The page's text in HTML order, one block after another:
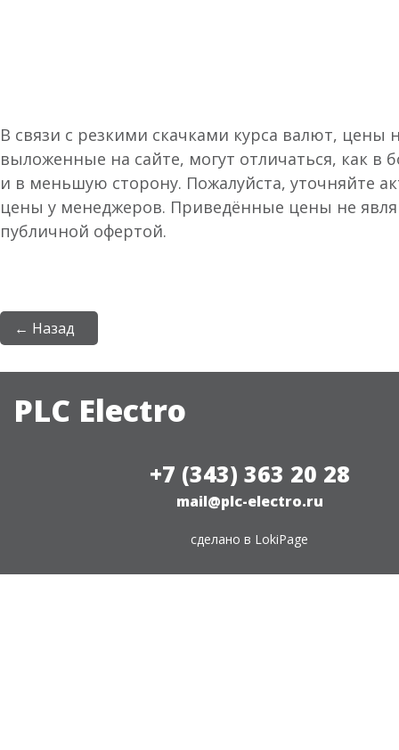
В связи с резкими скачками курса валют, цены
выложенные на сайте, могут отличаться, как в
и в меньшую сторону. Пожалуйста, уточняйте
цены у менеджеров. Приведённые цены не
публичной офертой.
← Назад
PLC Electro
+7 (343) 363 20 28
mail@plc-electro.ru
сделано в LokiPage